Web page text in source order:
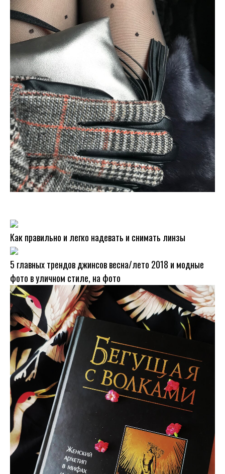
Как правильно и легко надевать и снимать линзы
5 главных трендов джинсов весна/лето 2018 и модные
фото в уличном стиле, на фото